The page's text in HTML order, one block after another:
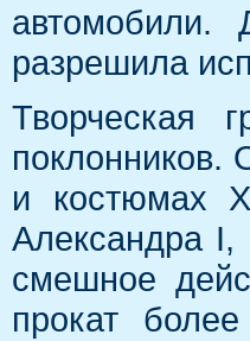
разрешила
Творческая
поклонников.
и костюмах
Александра I,
смешное
прокат